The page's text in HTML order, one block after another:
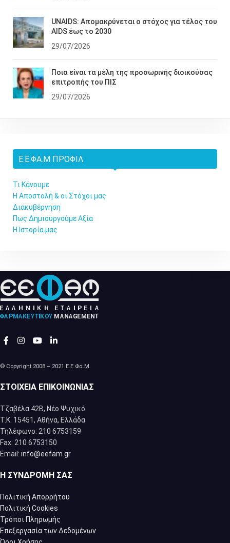
UNAIDS: Απομακρύνεται ο στόχος για τέλος του
AIDS έως το 2030
29/07/2026
Ποια είναι τα μέλη της προσωρινής διοικούσας
επιτροπής του ΠΙΣ
29/07/2026
Ε.Ε.ΦΑ.Μ ΠΡΟΦΊΛ
Τι Κάνουμε
Η Αποστολή & οι Στόχοι μας
Διακυβέρνηση
Πως Δημιουργούμε Αξία
Η Ιστορία μας
© Copyright 2008 – 2021 Ε.Ε.Φα.Μ.
ΣΤΟΙΧΕΊΑ ΕΠΙΚΟΙΝΩΝΊΑΣ
Τζαβέλα 42Β, Νέο Ψυχικό
Τ.Κ. 15451, Αθήνα, Eλλάδα
Τηλέφωνο: 210 6753159
Fax: 210 6753150
Email: info@eefam.gr
Η ΣΥΝΔΡΟΜΉ ΣΑΣ
Πολιτική Απορρήτου
Πολιτική Cookies
Τρόποι Πληρωμής
Επεξεργασία των Δεδομένων